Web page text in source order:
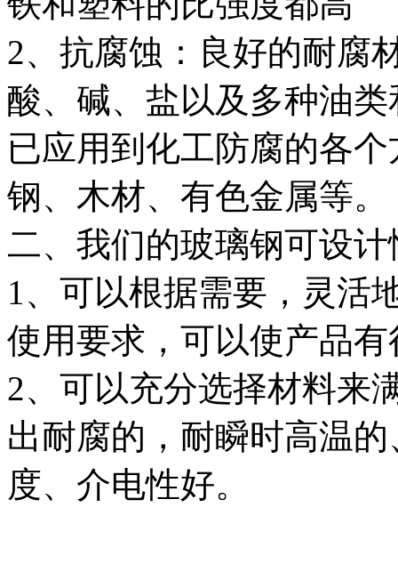
2、抗腐蚀：良好的耐腐
酸、碱、盐以及多种油
已应用到化工防腐的各
钢、木材、有色金属等。
二、我们的玻璃钢可设计
1、可以根据需要，灵活
使用要求，可以使产品
2、可以充分选择材料来
出耐腐的，耐瞬时高温
度、介电性好。